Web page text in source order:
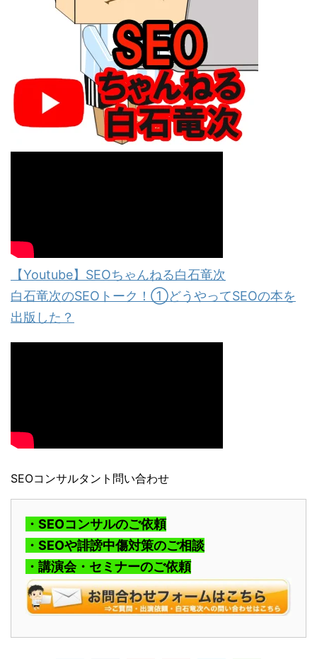
【Youtube】SEOちゃんねる白石竜次
白石竜次のSEOトーク！①どうやってSEOの本を
出版した？
SEOコンサルタント問い合わせ
・SEOコンサルのご依頼
・SEOや誹謗中傷対策のご相談
・講演会・セミナーのご依頼